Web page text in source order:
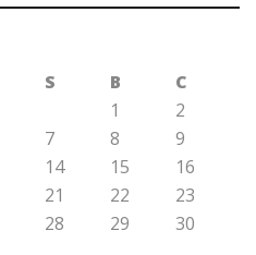
S B
C
1
2
7 8
9
14 15
16
21 22
23
28 29
30